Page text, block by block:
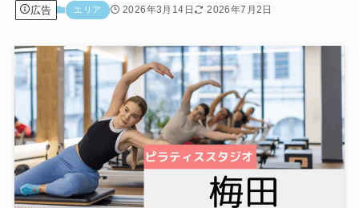
広告 エリア 2026年3月14日 2026年7月2日